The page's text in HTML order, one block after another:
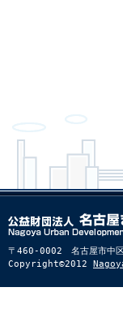
〒460-0002 名古屋市中
Copyright©2012